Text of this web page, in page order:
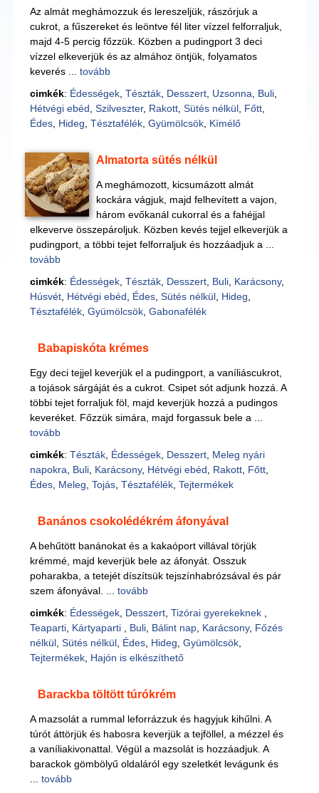
Az almát meghámozzuk és lereszeljük, rászórjuk a
cukrot, a fűszereket és leöntve fél liter vízzel felforraljuk,
majd 4-5 percig főzzük. Közben a pudingport 3 deci
vízzel elkeverjük és az almához öntjük, folyamatos
keverés ... tovább
cimkék: Édességek, Tészták, Desszert, Uzsonna Buli,
Hétvégi ebéd Szilveszter, Rakott, Sütés nélkül, Főtt,
Édes, Hideg Tésztafélék, Gyümölcsök, Kímélő
Almatorta sütés nélkül
A meghámozott, kicsumázott almát
kockára vágjuk, majd felhevített a vajon,
három evőkanál cukorral és a fahéjjal
elkeverve összepároljuk. Közben kevés tejjel elkeverjük a
pudingport, a többi tejet felforraljuk és hozzáadjuk a ...
tovább
cimkék: Édességek, Tészták, Desszert, Buli, Karácsony,
Húsvét, Hétvégi ebéd Édes, Sütés nélkül, Hideg
Tésztafélék, Gyümölcsök, Gabonafélék
Babapiskóta krémes
Egy deci tejjel keverjük el a pudingport, a vaníliáscukrot,
a tojások sárgáját és a cukrot. Csipet sót adjunk hozzá. A
többi tejet forraljuk föl, majd keverjük hozzá a pudingos
keveréket. Főzzük simára, majd forgassuk bele a ...
tovább
cimkék: Tészták, Édességek, Desszert, Meleg nyári
napokra
Buli, Karácsony, Hétvégi ebéd Rakott, Főtt,
Édes, Meleg Tojás, Tésztafélék, Tejtermékek
Banános csokolédékrém áfonyával
A behűtött banánokat és a kakaóport villával törjük
krémmé, majd keverjük bele az áfonyát. Osszuk
poharakba, a tetejét díszítsük tejszínhabrózsával és pár
szem áfonyával. ... tovább
cimkék: Édességek, Desszert, Tizórai gyerekeknek
Teaparti, Kártyaparti Buli, Bálint nap, Karácsony, Főzés
nélkül, Sütés nélkül, Édes, Hideg Gyümölcsök,
Tejtermékek, Hajón is elkészíthető
Barackba töltött túrókrém
A mazsolát a rummal leforrázzuk és hagyjuk kihűlni. A
túrót áttörjük és habosra keverjük a tejföllel, a mézzel és
a vaníliakivonattal. Végül a mazsolát is hozzáadjuk. A
barackok gömbölyű oldaláról egy szeletkét levágunk és
tovább